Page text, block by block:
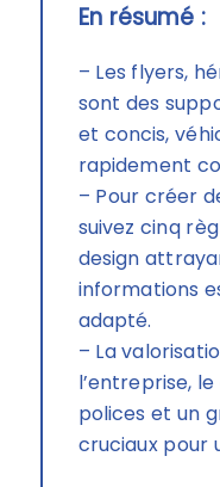
En résumé :
– Les flyers,
sont des
et concis,
rapidement
– Pour créer
suivez cinq
design
informations
adapté.
– La
l’entreprise,
polices et un
cruciaux pour